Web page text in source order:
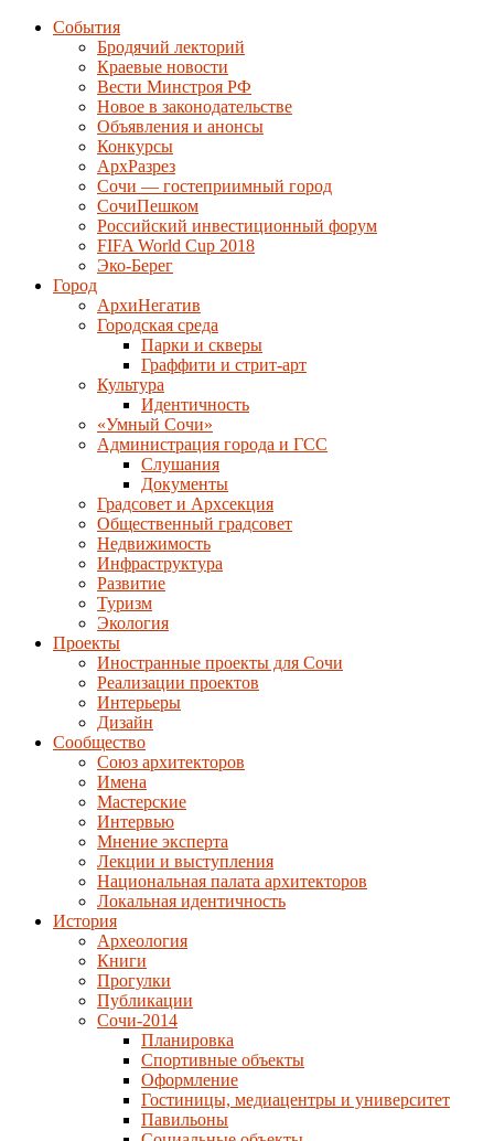
События
Бродячий лекторий
Краевые новости
Вести Минстроя РФ
Новое в законодательстве
Объявления и анонсы
Конкурсы
АрхРазрез
Сочи — гостеприимный город
СочиПешком
Российский инвестиционный форум
FIFA World Cup 2018
Эко-Берег
Город
АрхиНегатив
Городская среда
Парки и скверы
Граффити и стрит-арт
Культура
Идентичность
«Умный Сочи»
Администрация города и ГСС
Слушания
Документы
Градсовет и Архсекция
Общественный градсовет
Недвижимость
Инфраструктура
Развитие
Туризм
Экология
Проекты
Иностранные проекты для Сочи
Реализации проектов
Интерьеры
Дизайн
Сообщество
Союз архитекторов
Имена
Мастерские
Интервью
Мнение эксперта
Лекции и выступления
Национальная палата архитекторов
Локальная идентичность
История
Археология
Книги
Прогулки
Публикации
Сочи-2014
Планировка
Спортивные объекты
Оформление
Гостиницы, медиацентры и университет
Павильоны